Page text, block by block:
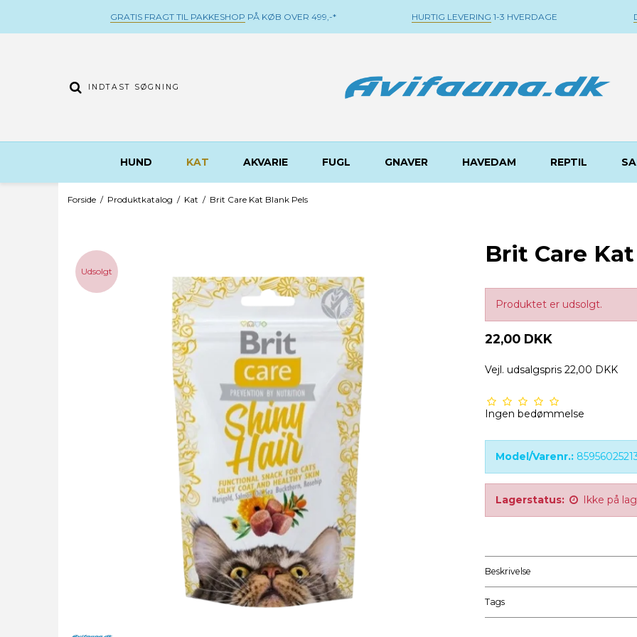
GRATIS FRAGT TIL PAKKESHOP PÅ KØB OVER 499,-* HURTIG LEVERING 1-3 HVERDAGE
HUND KAT AKVARIE FUGL GNAVER HAVEDAM REPTIL
Forside / Produktkatalog / Kat / Brit Care Kat Blank Pels
Udsolgt
Brit Care
Produktet er udsolgt.
22,00 DKK
Vejl. udsalgspris 22,00 DKK
Ingen bedømmelse
Model/Varenr.:
Lagerstatus: Ikke på
Beskrivelse
Tags